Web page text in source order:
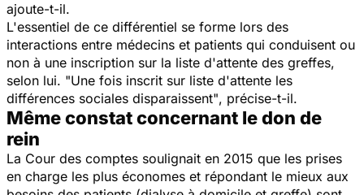
ajoute-t-il.
L'essentiel de ce différentiel se forme lors des
interactions entre médecins et patients qui conduisent ou
non à une inscription sur la liste d'attente des greffes,
selon lui. "Une fois inscrit sur liste d'attente les
différences sociales disparaissent", précise-t-il.
Même constat concernant le don de
rein
La Cour des comptes soulignait en 2015 que les prises
en charge les plus économes et répondant le mieux aux